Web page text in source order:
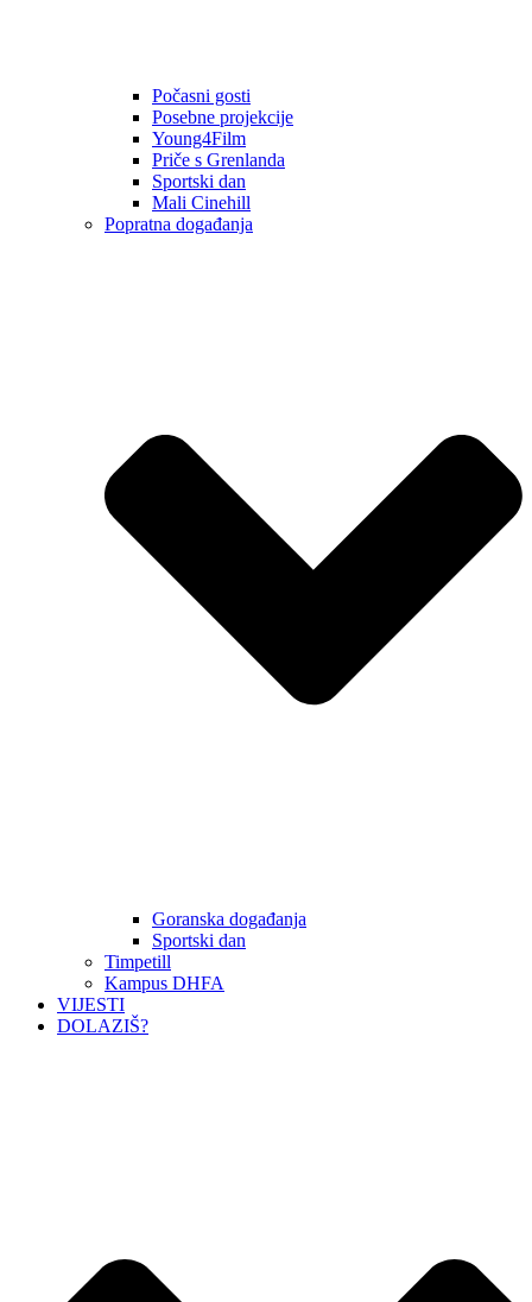
Počasni gosti
Posebne projekcije
Young4Film
Priče s Grenlanda
Sportski dan
Mali Cinehill
Popratna događanja
Goranska događanja
Sportski dan
Timpetill
Kampus DHFA
VIJESTI
DOLAZIŠ?